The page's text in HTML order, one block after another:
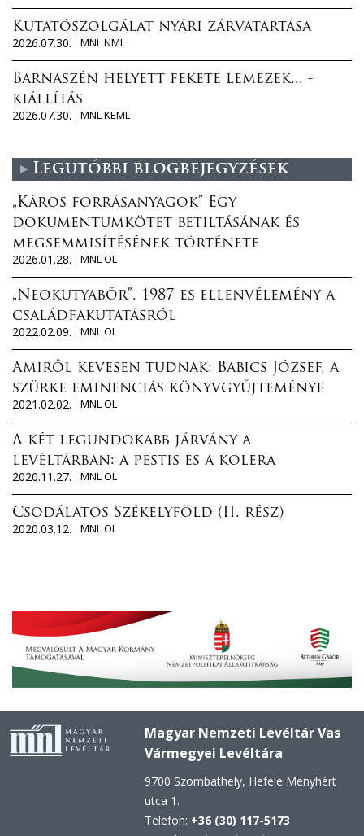
Kutatószolgálat nyári zárvatartása
2026.07.30.
MNL NML
Barnaszén helyett fekete lemezek... -
kiállítás
2026.07.30.
MNL KEML
Legutóbbi blogbejegyzések
„Káros forrásanyagok” Egy
dokumentumkötet betiltásának és
megsemmisítésének története
2026.01.28.
MNL OL
„Neokutyabőr”. 1987-es ellenvélemény a
családfakutatásról
2022.02.09.
MNL OL
Amiről kevesen tudnak: Babics József, a
szürke eminenciás könyvgyűjteménye
2021.02.02.
MNL OL
A két legundokabb járvány a
levéltárban: a pestis és a kolera
2020.11.27.
MNL OL
Csodálatos Székelyföld (II. rész)
2020.03.12.
MNL OL
Magyar Nemzeti Levéltár Vas
Vármegyei Levéltára
9700 Szombathely, Hefele Menyhért
utca 1.
Telefon: +36 (30) 117-5173